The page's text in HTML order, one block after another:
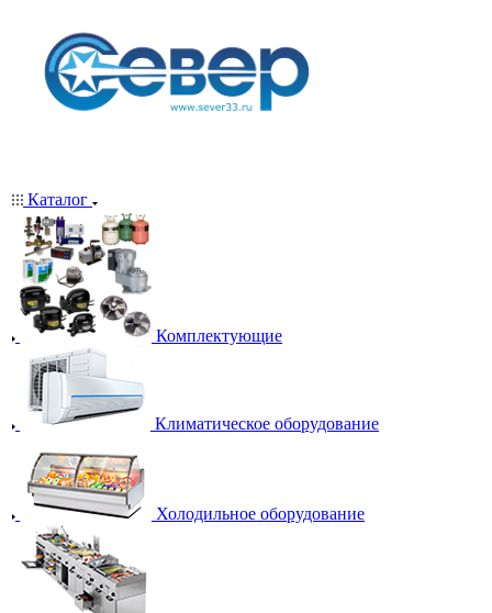
Каталог
Комплектующие
Климатическое оборудование
Холодильное оборудование